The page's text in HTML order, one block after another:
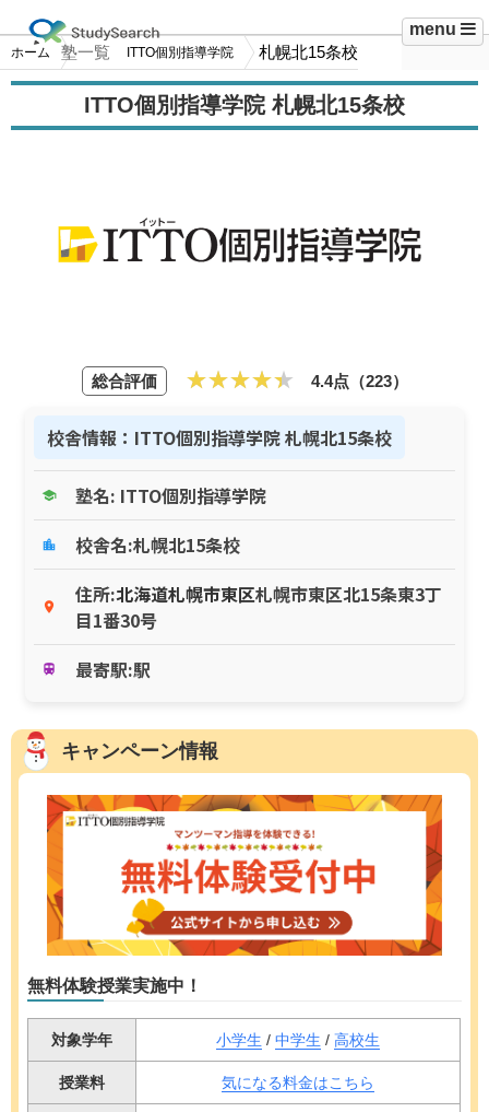
menu
ホーム 塾一覧 ITTO個別指導学院 札幌北15条校
ITTO個別指導学院 札幌北15条校
総合評価 4.4点（223）
校舎情報：ITTO個別指導学院 札幌北15条校
school 塾名: ITTO個別指導学院
location_city 校舎名:札幌北15条校
place 住所:北海道札幌市東区札幌市東区北15条東3丁
目1番30号
train 最寄駅:駅
キャンペーン情報
無料体験授業実施中！
対象学年 小学生 /中学生 /高校生
授業料 気になる料金はこちら